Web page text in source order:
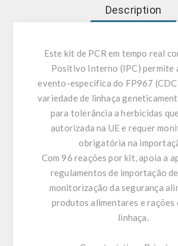
Description
Este kit de PCR em tempo real
Positivo Interno (IPC) permite
evento-específica do FP967
variedade de linhaça
para tolerância a herbicidas
autorizada na UE e requer
obrigatória na
Com 96 reações por kit, apoia a
regulamentos de importação
monitorização da segurança
produtos alimentares e rações
linhaça.